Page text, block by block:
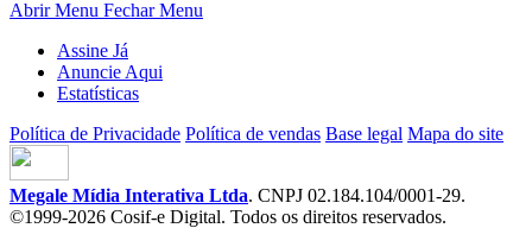
Abrir Menu Fechar Menu
Assine Já
Anuncie Aqui
Estatísticas
Política de Privacidade Política de vendas Base legal Mapa do site
Megale Mídia Interativa Ltda. CNPJ 02.184.104/0001-29.
©1999-2026 Cosif-e Digital. Todos os direitos reservados.